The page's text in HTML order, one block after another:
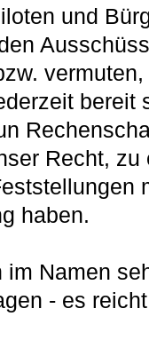
und
bereit
Recht, zu
haben.
Namen
- es